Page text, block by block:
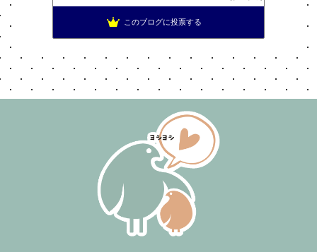
このブログに投票する